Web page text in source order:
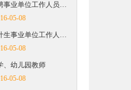
事业单位工作人员…
05-08
生事业单位工作人…
05-08
、幼儿园教师
05-08